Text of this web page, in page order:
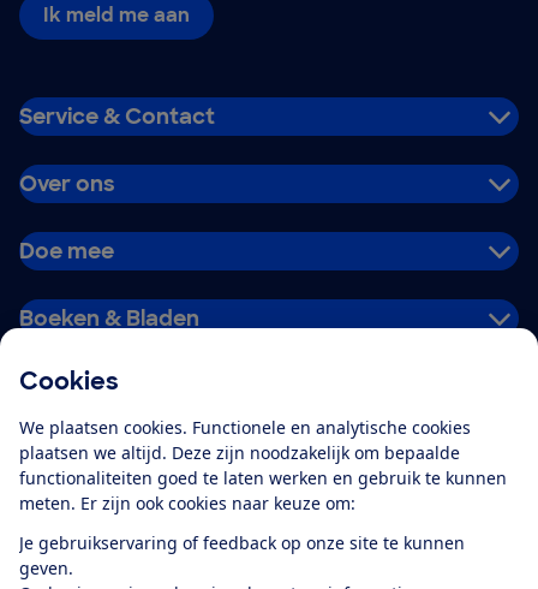
Cookies
We plaatsen cookies. Functionele en analytische cookies
plaatsen we altijd. Deze zijn noodzakelijk om bepaalde
functionaliteiten goed te laten werken en gebruik te kunnen
meten. Er zijn ook cookies naar keuze om:
Je gebruikservaring of feedback op onze site te kunnen
geven.
Ik meld me aan
Service & Contact
Over ons
Doe mee
Boeken & Bladen
Alles over de
app